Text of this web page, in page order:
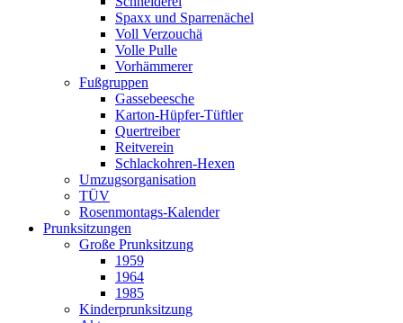
Spaxx und Sparrenächel
Voll Verzouchä
Volle Pulle
Vorhämmerer
Fußgruppen
Gassebeesche
Karton-Hüpfer-Tüftler
Quertreiber
Reitverein
Schlackohren-Hexen
Umzugsorganisation
TÜV
Rosenmontags-Kalender
Prunksitzungen
Große Prunksitzung
1959
1964
1985
Kinderprunksitzung